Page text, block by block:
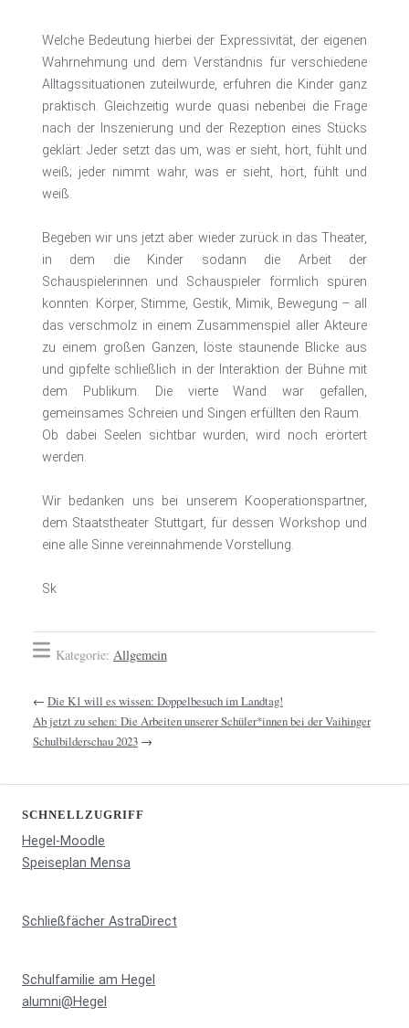
Welche Bedeutung hierbei der Expressivität, der eigenen
Wahrnehmung und dem Verständnis für verschiedene
Alltagssituationen zuteilwurde, erfuhren die Kinder ganz
praktisch. Gleichzeitig wurde quasi nebenbei die Frage
nach der Inszenierung und der Rezeption eines Stücks
geklärt: Jeder setzt das um, was er sieht, hört, fühlt und
weiß; jeder nimmt wahr, was er sieht, hört, fühlt und
weiß.
Begeben wir uns jetzt aber wieder zurück in das Theater,
in dem die Kinder sodann die Arbeit der
Schauspielerinnen und Schauspieler förmlich spüren
konnten: Körper, Stimme, Gestik, Mimik, Bewegung – all
das verschmolz in einem Zusammenspiel aller Akteure
zu einem großen Ganzen, löste staunende Blicke aus
und gipfelte schließlich in der Interaktion der Bühne mit
dem Publikum. Die vierte Wand war gefallen,
gemeinsames Schreien und Singen erfüllten den Raum.
Ob dabei Seelen sichtbar wurden, wird noch erörtert
werden.
Wir bedanken uns bei unserem Kooperationspartner,
dem Staatstheater Stuttgart, für dessen Workshop und
eine alle Sinne vereinnahmende Vorstellung.
Sk
Kategorie: Allgemein
← Die K1 will es wissen: Doppelbesuch im Landtag!
Ab jetzt zu sehen: Die Arbeiten unserer Schüler*innen bei der Vaihinger
Schulbilderschau 2023→
SCHNELLZUGRIFF
Hegel-Moodle
Speiseplan Mensa
Schließfächer AstraDirect
Schulfamilie am Hegel
alumni@Hegel